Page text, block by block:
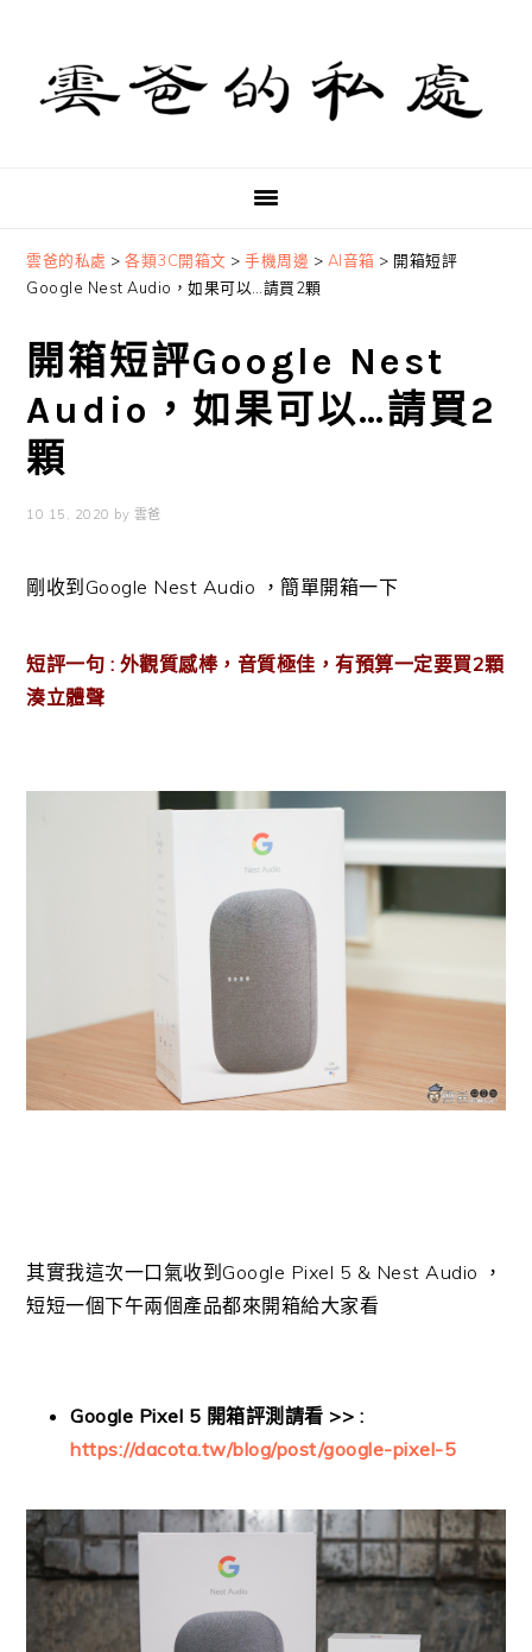
primary
navigation
content
primary
sidebar
雲爸的私處 >各類3C開箱文 >手機周邊 > AI音箱 > 開箱短評
Google Nest Audio，如果可以…請買2顆
開箱短評Google Nest
Audio，如果可以…請買2
顆
10 15, 2020 by 雲爸
剛收到Google Nest Audio ，簡單開箱一下
短評一句 : 外觀質感棒，音質極佳，有預算一定要買2顆
湊立體聲
其實我這次一口氣收到Google Pixel 5 & Nest Audio ，
短短一個下午兩個產品都來開箱給大家看
Google Pixel 5 開箱評測請看 >> :
https://dacota.tw/blog/post/google-pixel-5